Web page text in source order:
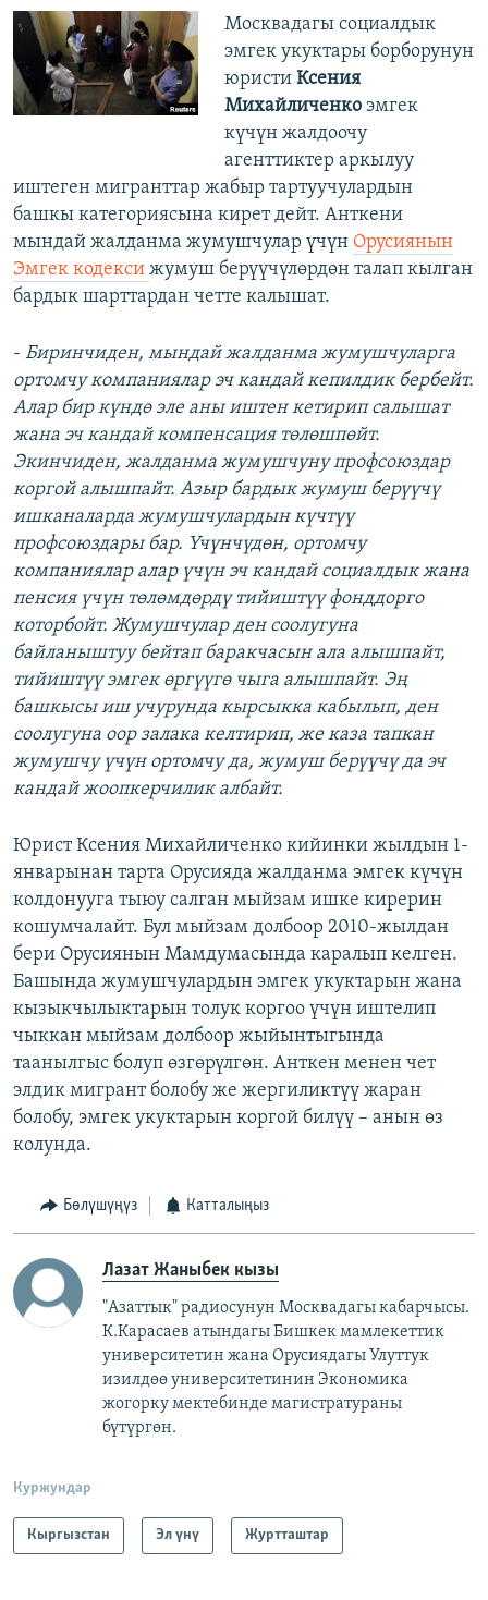
Москвадагы социалдык
эмгек укуктары борборунун
юристи Ксения
Михайличенко эмгек
күчүн жалдоочу
агенттиктер аркылуу
иштеген мигранттар жабыр тартуучулардын
башкы категориясына кирет дейт. Анткени
мындай жалданма жумушчулар үчүн Орусиянын
Эмгек кодекси жумуш берүүчүлөрдөн талап кылган
бардык шарттардан четте калышат.
- Биринчиден, мындай жалданма жумушчуларга
ортомчу компаниялар эч кандай кепилдик бербейт.
Алар бир күндө эле аны иштен кетирип салышат
жана эч кандай компенсация төлөшпөйт.
Экинчиден, жалданма жумушчуну профсоюздар
коргой алышпайт. Азыр бардык жумуш берүүчү
ишканаларда жумушчулардын күчтүү
профсоюздары бар. Үчүнчүдөн, ортомчу
компаниялар алар үчүн эч кандай социалдык жана
пенсия үчүн төлөмдөрдү тийиштүү фонддорго
которбойт. Жумушчулар ден соолугуна
байланыштуу бейтап баракчасын ала алышпайт,
тийиштүү эмгек өргүүгө чыга алышпайт. Эң
башкысы иш учурунда кырсыкка кабылып, ден
соолугуна оор залака келтирип, же каза тапкан
жумушчу үчүн ортомчу да, жумуш берүүчү да эч
кандай жоопкерчилик албайт.
Юрист Ксения Михайличенко кийинки жылдын 1-
январынан тарта Орусияда жалданма эмгек күчүн
колдонууга тыюу салган мыйзам ишке кирерин
кошумчалайт. Бул мыйзам долбоор 2010-жылдан
бери Орусиянын Мамдумасында каралып келген.
Башында жумушчулардын эмгек укуктарын жана
кызыкчылыктарын толук коргоо үчүн иштелип
чыккан мыйзам долбоор жыйынтыгында
таанылгыс болуп өзгөрүлгөн. Анткен менен чет
элдик мигрант болобу же жергиликтүү жаран
болобу, эмгек укуктарын коргой билүү – анын өз
колунда.
Бөлүшүңүз Катталыңыз
Лазат Жаныбек кызы
"Азаттык" радиосунун Москвадагы кабарчысы.
К.Карасаев атындагы Бишкек мамлекеттик
университетин жана Орусиядагы Улуттук
изилдөө университетинин Экономика
жогорку мектебинде магистратураны
бүтүргөн.
Куржундар
Кыргызстан Эл үнү Журтташтар